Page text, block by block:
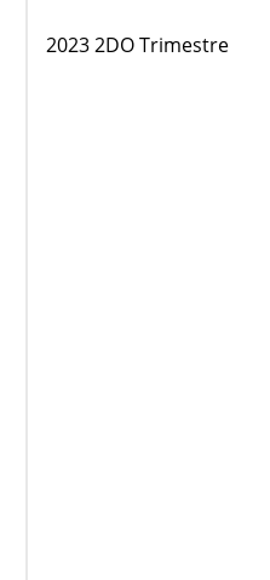
2023 2DO Trimestre